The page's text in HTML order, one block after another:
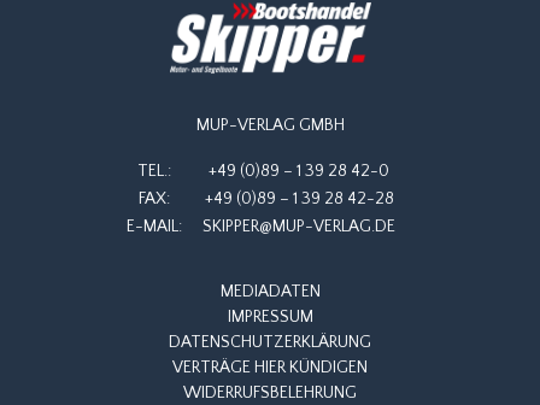
MUP-VERLAG GMBH
TEL.:
+49 (0)89 – 1 39 28 42-0
FAX:
+49 (0)89 – 1 39 28 42-28
E-MAIL:
SKIPPER@MUP-VERLAG.DE
MEDIADATEN
IMPRESSUM
DATENSCHUTZERKLÄRUNG
VERTRÄGE HIER KÜNDIGEN
WIDERRUFSBELEHRUNG